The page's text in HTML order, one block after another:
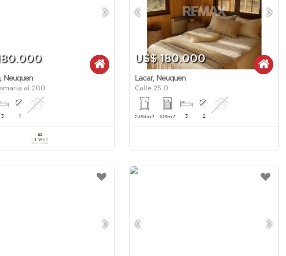
, Neuquen
al 200
3 1
US$ 180.000
Lacar, Neuquen
Calle 25 0
2393m2 109m2 3 2